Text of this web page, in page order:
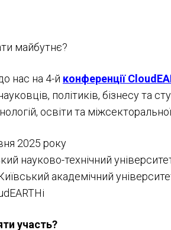
майбутнє?
нас на 4-й конференції
політиків, бізнесу та
освіти та міжсекторальної
2025 року
науково-технічний
академічний
участь?